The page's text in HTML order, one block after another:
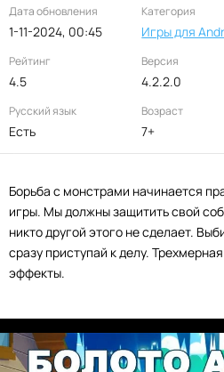
Дата обновления
1-11-2024, 00:45
Категория
Игры для
Рейтинг
4.5
Версия
4.2.2.0
Русский язык
Есть
Возраст
7+
Борьба с монстрами начинается
игры. Мы должны защитить свой
никто другой этого не сделает.
сразу приступай к делу.
эффекты.